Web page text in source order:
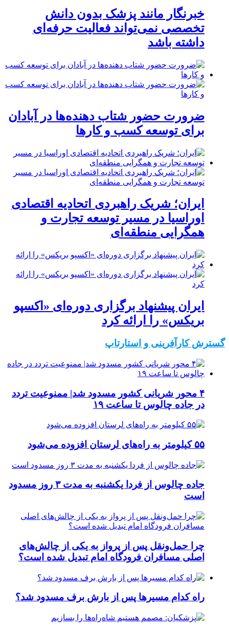
خبرنگار مانند پزشک بدون دانش
تخصصی نمی‌تواند فعالیت حرفه‌ای
داشته باشد
ضرورت حضور شتاب ‌دهنده‌ها در آبادان
برای توسعه کسب‌ و کارها
ایران؛ شریک راهبردی اتحادیه اقتصادی
اوراسیا در مسیر توسعه تجارت و
همگرایی منطقه‌ای
ایران پیشنهاد برگزاری دوره‌ای «اکسپو
بریکس» را ارائه کرد
گسترش کارآفرینی و استارتاپ
۴ محور شریانی کشور مسدود شد| ممنوعیت تردد
در جاده چالوس تا ساعت ۱۹
۵۵ کیلومتر به راه‌های لرستان افزوده می‌شود
جاده چالوس از فردا یکشنبه به مدت ۳ روز مسدود
است
چرا حمل‌ونقل پس از پرواز به یکی از چالش‌های
اصلی مسافران فرودگاه امام تبدیل شده است؟
راه کدام مسیرها پس از بارش برف مسدود شد؟